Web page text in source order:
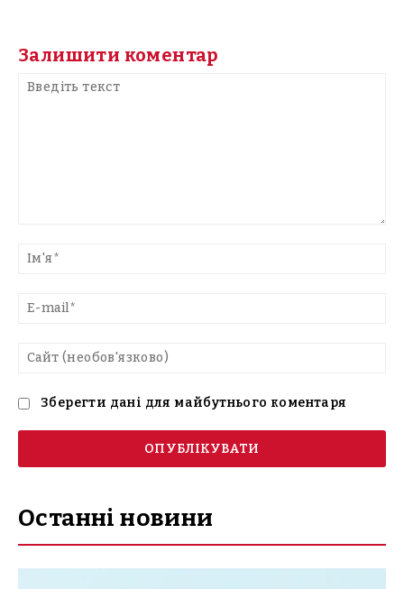
Залишити коментар
текст
Зберегти дані для майбутнього коментаря
Останні новини